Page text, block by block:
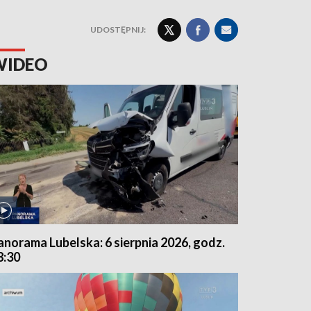
UDOSTĘPNIJ:
Lubelska: 6 sierpnia 2026, godz.